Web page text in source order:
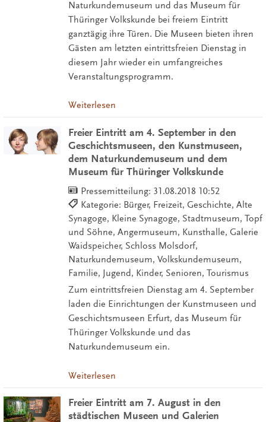
Naturkundemuseum und das Museum für
Thüringer Volkskunde bei freiem Eintritt
ganztägig ihre Türen. Die Museen bieten ihren
Gästen am letzten eintrittsfreien Dienstag in
diesem Jahr wieder ein umfangreiches
Veranstaltungsprogramm.
Weiterlesen
Freier Eintritt am 4. September in den
Geschichtsmuseen, den Kunstmuseen,
dem Naturkundemuseum und dem
Museum für Thüringer Volkskunde
Pressemitteilung: 31.08.2018 10:52
Kategorie: Bürger, Freizeit, Geschichte, Alte
Synagoge, Kleine Synagoge, Stadtmuseum, Topf
und Söhne, Angermuseum, Kunsthalle, Galerie
Waidspeicher, Schloss Molsdorf,
Naturkundemuseum, Volkskundemuseum,
Familie, Jugend, Kinder, Senioren, Tourismus
Zum eintrittsfreien Dienstag am 4. September
laden die Einrichtungen der Kunstmuseen und
Geschichtsmuseen Erfurt, das Museum für
Thüringer Volkskunde und das
Naturkundemuseum ein.
Weiterlesen
Freier Eintritt am 7. August in den
städtischen Museen und Galerien